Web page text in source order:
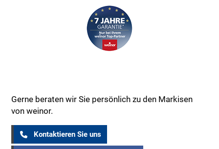
Gerne beraten wir Sie persönlich zu den Markisen
von weinor.
Kontaktieren Sie uns